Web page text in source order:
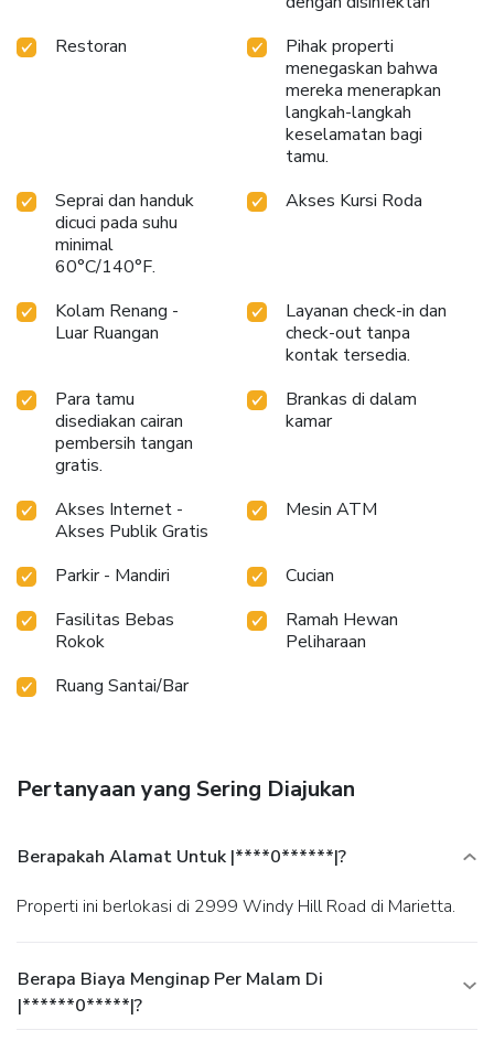
Restoran
Pihak properti
menegaskan bahwa
mereka menerapkan
langkah-langkah
keselamatan bagi
tamu.
Seprai dan handuk
dicuci pada suhu
minimal
60°C/140°F.
Akses Kursi Roda
Kolam Renang -
Luar Ruangan
Layanan check-in dan
check-out tanpa
kontak tersedia.
Para tamu
disediakan cairan
pembersih tangan
gratis.
Brankas di dalam
kamar
Akses Internet -
Akses Publik Gratis
Mesin ATM
Parkir - Mandiri
Cucian
Fasilitas Bebas
Rokok
Ramah Hewan
Peliharaan
Ruang Santai/Bar
Pertanyaan yang Sering Diajukan
Berapakah Alamat Untuk |****0******|?
Properti ini berlokasi di 2999 Windy Hill Road di Marietta.
Berapa Biaya Menginap Per Malam Di
|******0*****|?